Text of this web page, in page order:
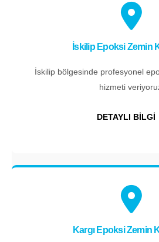
İskilip Epoksi Zemin
İskilip bölgesinde profesyonel
hizmeti
DETAYLI BİLGİ
Kargı Epoksi Zemin